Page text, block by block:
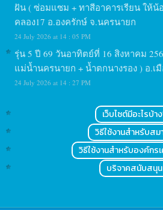
ฝัน ( ซ่อมแซม + ทาสีอาคารเรียน ให้น้
คลอง17 อ.องครักษ์ จ.นครนายก
24 July 2026 at 14 : 05 PM
รุ่น 5 ปี 69 วันอาทิตย์ที่ 16 สิงหาคม
แม่น้ำนครนายก + น้ำตกนางรอง ) อ.เ
24 July 2026 at 14 : 27 PM
เว็บไซต์มีอะไรบ้า
วิธีใช้งานสำหรับสม
วิธีใช้งานสำหรับองค์กร
บริจาคสนับสนุน